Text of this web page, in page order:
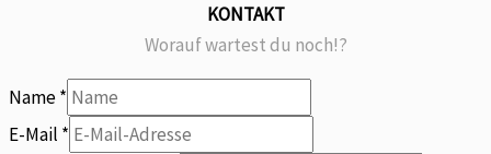
KONTAKT
Worauf wartest du noch!?
Name*
E-Mail *